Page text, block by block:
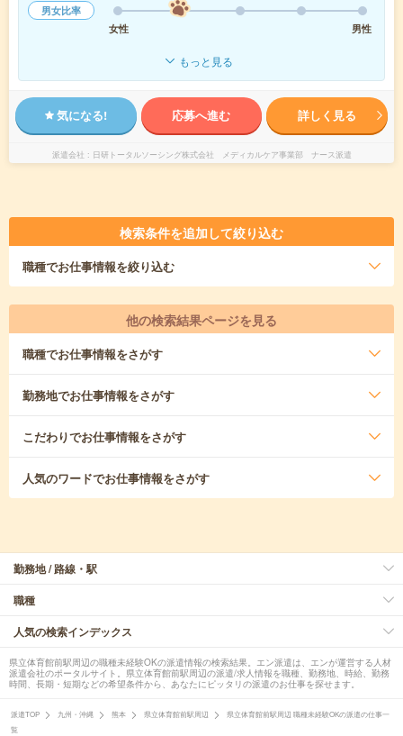
男女比率
女性
男性
もっと見る
気になる! 応募へ進む 詳しく見る
派遣会社 日研トータルソーシング株式会社 メディカルケア事業部 ナース派遣
検索条件を追加して絞り込む
職種でお仕事情報を絞り込む
他の検索結果ページを見る
職種でお仕事情報をさがす
勤務地でお仕事情報をさがす
こだわりでお仕事情報をさがす
人気のワードでお仕事情報をさがす
勤務地 / 路線・駅
職種
人気の検索インデックス
県立体育館前駅周辺の職種未経験OKの派遣情報の検索結果。エン派遣は、エンが運営する人材
派遣会社のポータルサイト。県立体育館前駅周辺の派遣/求人情報を職種、勤務地、時給、勤務
時間、長期・短期などの希望条件から、あなたにピッタリの派遣のお仕事を探せます。
派遣TOP 九州・沖縄 熊本 県立体育館前駅周辺
県立体育館前駅周辺 職種未経験OKの派遣の仕事一
覧